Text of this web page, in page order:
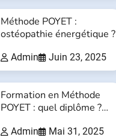
Méthode POYET :
ostéopathie énergétique ?
Admin Juin 23, 2025
Formation en Méthode
POYET : quel diplôme ?
Admin Mai 31, 2025